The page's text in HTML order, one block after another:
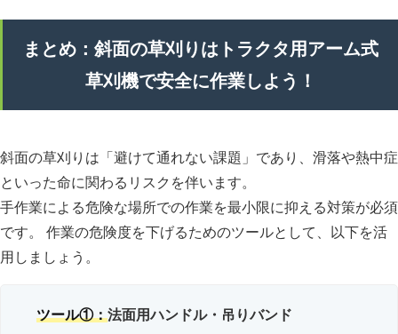
まとめ：斜面の草刈りはトラクタ用アーム式
草刈機で安全に作業しよう！
斜面の草刈りは「避けて通れない課題」であり、滑落や熱中症
といった命に関わるリスクを伴います。
手作業による危険な場所での作業を最小限に抑える対策が必須
です。 作業の危険度を下げるためのツールとして、以下を活
用しましょう。
ツール①：法面用ハンドル・吊りバンド